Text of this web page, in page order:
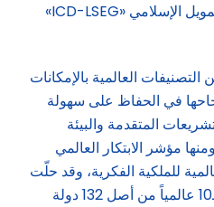
الإسلامي، وفق تقرير تنمية التمويل الإسلامي «ICD-LSEG»
العالمية بالإمكانات
في الحفاظ على سهولة
المتقدمة والبيئة
مؤشر الابتكار العالمي
للملكية الفكرية، وقد حلّت
فيه مملكة البحرين بالمركز الـ10 عالمياً من أصل 132 دولة